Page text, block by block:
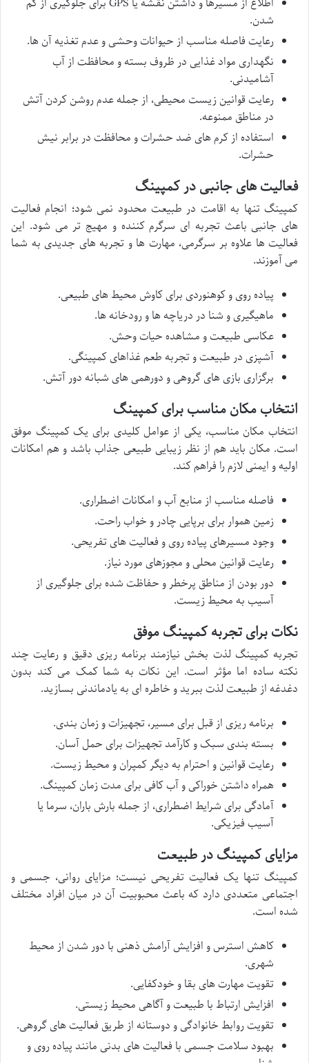
شدن.
رعایت فاصله مناسب از حیوانات وحشی و عدم تغذیه آن ها.
نگهداری مواد غذایی در ظروف بسته و محافظت از آب
آشامیدنی.
رعایت قوانین زیست محیطی، از جمله عدم روشن کردن آتش
در مناطق ممنوعه.
استفاده از کرم های ضد حشرات و محافظت در برابر نیش
حشرات.
فعالیت های جانبی در کمپینگ
کمپینگ تنها به اقامت در طبیعت محدود نمی شود؛ انجام فعالیت
های جانبی باعث تجربه ای سرگرم کننده و مهیج تر می شود. این
فعالیت ها علاوه بر سرگرمی، مهارت ها و تجربه های جدیدی به شما
می آموزند.
پیاده روی و کوهنوردی برای کاوش محیط های طبیعی.
ماهیگیری و شنا در دریاچه ها و رودخانه ها.
عکاسی طبیعت و مشاهده حیات وحش.
آشپزی در طبیعت و تجربه طعم غذاهای کمپینگی.
برگزاری بازی های گروهی و دورهمی های شبانه دور آتش.
انتخاب مکان مناسب برای کمپینگ
انتخاب مکان مناسب، یکی از عوامل کلیدی برای یک کمپینگ موفق
است. مکان باید هم از نظر زیبایی طبیعی جذاب باشد و هم امکانات
اولیه و ایمنی لازم را فراهم کند.
فاصله مناسب از منابع آب و امکانات اضطراری.
زمین هموار برای برپایی چادر و خواب راحت.
وجود مسیرهای پیاده روی و فعالیت های تفریحی.
رعایت قوانین محلی و مجوزهای مورد نیاز.
دور بودن از مناطق پرخطر و حفاظت شده برای جلوگیری از
آسیب به محیط زیست.
نکات برای تجربه کمپینگ موفق
تجربه کمپینگ لذت بخش نیازمند برنامه ریزی دقیق و رعایت چند
نکته ساده اما مؤثر است. این نکات به شما کمک می کند بدون
دغدغه از طبیعت لذت ببرید و خاطره ای به یادماندنی بسازید.
برنامه ریزی از قبل برای مسیر، تجهیزات و زمان بندی.
بسته بندی سبک و کارآمد تجهیزات برای حمل آسان.
رعایت قوانین و احترام به دیگر کمپران و محیط زیست.
همراه داشتن خوراکی و آب کافی برای مدت زمان کمپینگ.
آمادگی برای شرایط اضطراری، از جمله بارش باران، سرما یا
آسیب فیزیکی.
مزایای کمپینگ در طبیعت
کمپینگ تنها یک فعالیت تفریحی نیست؛ مزایای روانی، جسمی و
اجتماعی متعددی دارد که باعث محبوبیت آن در میان افراد مختلف
شده است.
کاهش استرس و افزایش آرامش ذهنی با دور شدن از محیط
شهری.
تقویت مهارت های بقا و خودکفایی.
افزایش ارتباط با طبیعت و آگاهی محیط زیستی.
تقویت روابط خانوادگی و دوستانه از طریق فعالیت های گروهی.
بهبود سلامت جسمی با فعالیت های بدنی مانند پیاده روی و